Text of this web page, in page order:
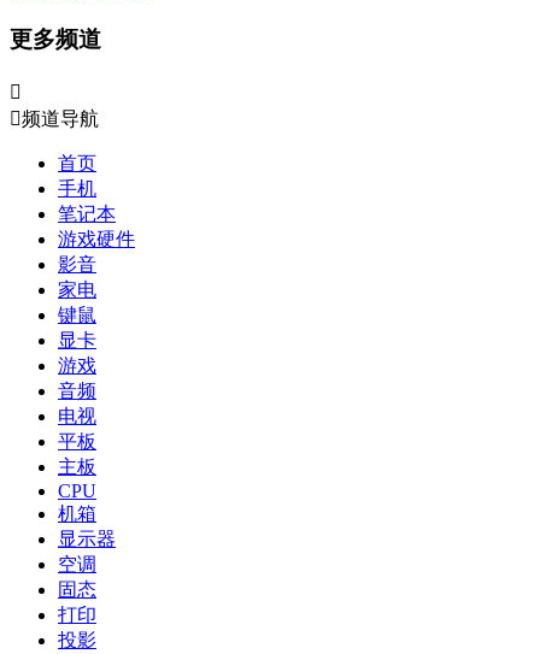
更多频道

频道导航
首页
手机
笔记本
游戏硬件
影音
家电
键鼠
显卡
游戏
音频
电视
平板
主板
CPU
机箱
显示器
空调
固态
打印
投影